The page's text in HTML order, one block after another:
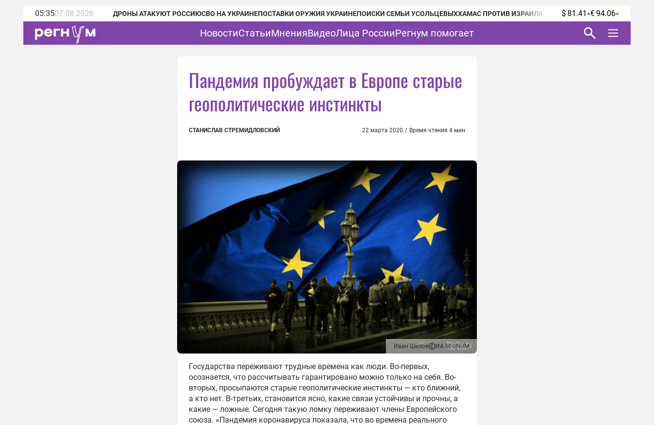
05:3507.08.2026 ДРОНЫ АТАКУЮТ РОССИЮСВО НА УКРАИНЕПОСТАВКИ ОРУЖИЯ УКРАИНЕПОИСКИ СЕМЬИ УСОЛЬЦЕВЫХХАМАС ПРОТИВ ИЗРАИЛЯ $ 81.41 € 94.06
НовостиСтатьиМненияВидеоЛица РоссииРегнум помогает
Пандемия пробуждает в Европе старые
геополитические инстинкты
СТАНИСЛАВ СТРЕМИДЛОВСКИЙ 22 марта 2020 / Время чтения 4 мин
Иван Шилов ИА REGNUM
Государства переживают трудные времена как люди. Во-первых,
осознается, что рассчитывать гарантировано можно только на себя. Во-
вторых, просыпаются старые геополитические инстинкты — кто ближний,
а кто нет. В-третьих, становится ясно, какие связи устойчивы и прочны, а
какие — ложные. Сегодня такую ломку переживают члены Европейского
союза. «Пандемия коронавируса показала, что во времена реального